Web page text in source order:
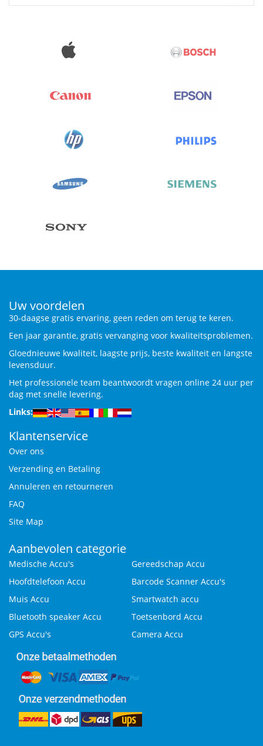
Uw voordelen
30-daagse gratis ervaring, geen reden om terug te keren.
Een jaar garantie, gratis vervanging voor kwaliteitsproblemen.
Gloednieuwe kwaliteit, laagste prijs, beste kwaliteit en langste
levensduur.
Het professionele team beantwoordt vragen online 24 uur per
dag met snelle levering.
Links:
Klantenservice
Over ons
Verzending en Betaling
Annuleren en retourneren
FAQ
Site Map
Aanbevolen categorie
Medische Accu's
Gereedschap Accu
Hoofdtelefoon Accu
Barcode Scanner Accu's
Muis Accu
Smartwatch accu
Bluetooth speaker Accu
Toetsenbord Accu
GPS Accu's
Camera Accu